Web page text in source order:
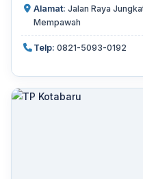
Alamat: Jalan Raya
Mempawah
Telp: 0821-5093-0192